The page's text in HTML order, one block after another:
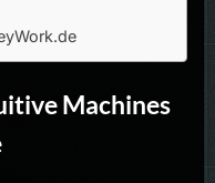
Machines